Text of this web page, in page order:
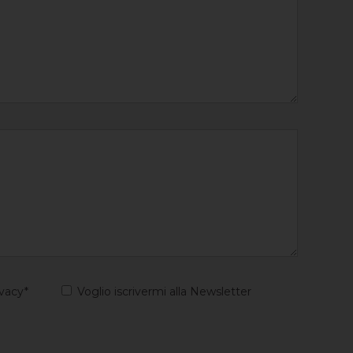
Voglio iscrivermi alla Newsletter